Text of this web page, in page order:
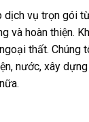
dịch vụ trọn gói
và hoàn thiện.
thất. Chúng
nước, xây